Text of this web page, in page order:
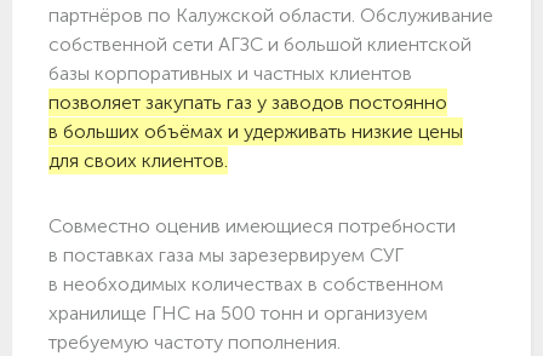
партнёров по Калужской области. Обслуживание
собственной сети АГЗС и большой клиентской
базы корпоративных и частных клиентов
позволяет закупать газ у заводов постоянно
в больших объёмах и удерживать низкие цены
для своих клиентов.
Совместно оценив имеющиеся потребности
в поставках газа мы зарезервируем СУГ
в необходимых количествах в собственном
хранилище ГНС на 500 тонн и организуем
требуемую частоту пополнения.